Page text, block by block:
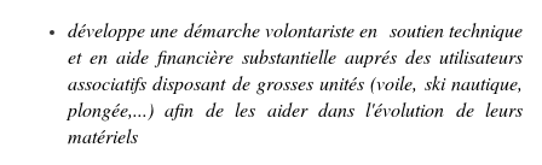
développe une démarche volontariste en soutien technique
et en aide financière substantielle auprés des utilisateurs
associatifs disposant de grosses unités (voile, ski nautique,
plongée,...) afin de les aider dans l'évolution de leurs
matériels